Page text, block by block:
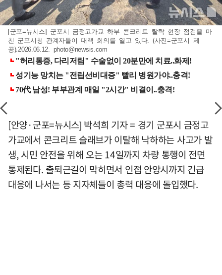
[군포=뉴시스] 군포시 금정고가교 하부 콘크리트 탈락 현장 점검을 마
친 군포시청 관계자들이 대책 회의를 열고 있다. (사진=군포시 제
공).2026.06.12. photo@newsis.com
[안양·군포=뉴시스] 박석희 기자 = 경기 군포시 금정고
가교에서 콘크리트 슬래브가 이탈해 낙하하는 사고가 발
생, 시민 안전을 위해 오는 14일까지 차량 통행이 전면
통제된다. 출퇴근길이 막히면서 인접 안양시까지 긴급
대응에 나서는 등 지자체들이 총력 대응에 돌입했다.